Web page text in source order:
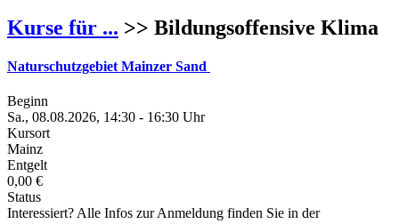
Kurse für ... >> Bildungsoffensive Klima
Naturschutzgebiet Mainzer Sand
Beginn
Sa., 08.08.2026, 14:30 - 16:30 Uhr
Kursort
Mainz
Entgelt
0,00 €
Status
Interessiert? Alle Infos zur Anmeldung finden Sie in der